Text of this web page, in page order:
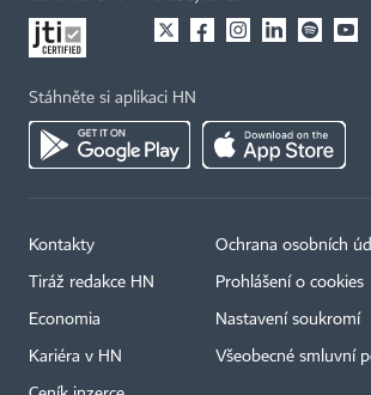
Stáhněte si aplikaci HN
Kontakty
Tiráž redakce HN
Economia
Kariéra v HN
Ochrana osobních
Prohlášení o cookies
Nastavení soukromí
Všeobecné smluvní